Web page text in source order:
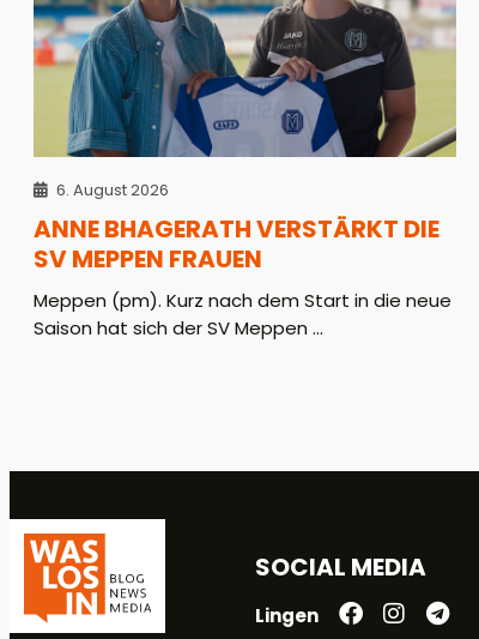
6. August 2026
ANNE BHAGERATH VERSTÄRKT DIE
SV MEPPEN FRAUEN
Meppen (pm). Kurz nach dem Start in die neue
Saison hat sich der SV Meppen ...
SOCIAL MEDIA
Lingen